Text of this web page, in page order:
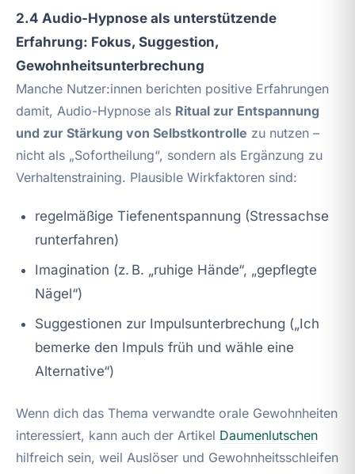
2.4 Audio-Hypnose als unterstützende
Erfahrung: Fokus, Suggestion,
Gewohnheitsunterbrechung
Manche Nutzer:innen berichten positive Erfahrungen
damit, Audio-Hypnose als Ritual zur Entspannung
und zur Stärkung von Selbstkontrolle zu nutzen –
nicht als „Sofortheilung“, sondern als Ergänzung zu
Verhaltenstraining. Plausible Wirkfaktoren sind:
regelmäßige Tiefenentspannung (Stressachse
runterfahren)
Imagination (z. B. „ruhige Hände“, „gepflegte
Nägel“)
Suggestionen zur Impulsunterbrechung („Ich
bemerke den Impuls früh und wähle eine
Alternative“)
Wenn dich das Thema verwandte orale Gewohnheiten
interessiert, kann auch der Artikel Daumenlutschen
hilfreich sein, weil Auslöser und Gewohnheitsschleifen